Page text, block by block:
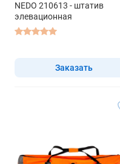
NEDO 210613 - штатив
элевационная
Заказать